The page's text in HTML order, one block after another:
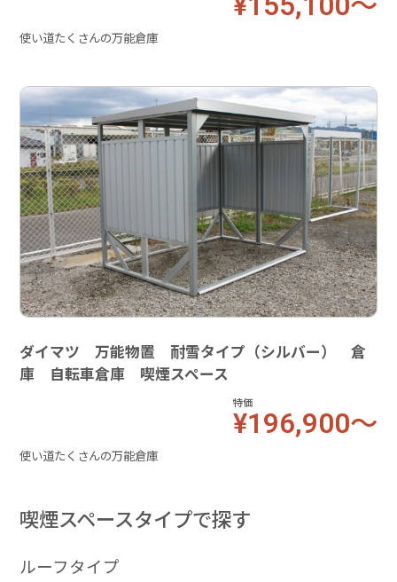
使い道たくさんの万能倉庫
ダイマツ 万能物置 耐雪タイプ（シルバー） 倉
庫 自転車倉庫 喫煙スペース
特価
¥196,900～
使い道たくさんの万能倉庫
喫煙スペースタイプで探す
ルーフタイプ